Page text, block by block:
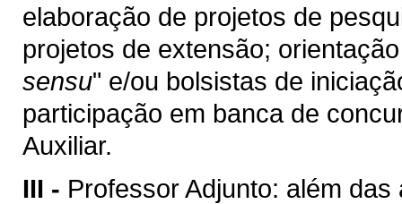
elaboração de projetos de
projetos de extensão;
sensu" e/ou bolsistas de
participação em banca de
Auxiliar.
III - Professor Adjunto: além